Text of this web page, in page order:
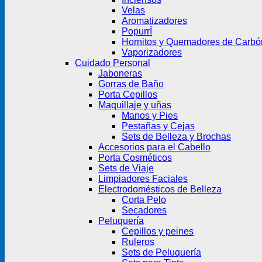
Velas
Aromatizadores
PopurrÍ
Hornitos y Quemadores de
Vaporizadores
Cuidado Personal
Jaboneras
Gorras de Baño
Porta Cepillos
Maquillaje y uñas
Manos y Pies
Pestañas y Cejas
Sets de Belleza y Brochas
Accesorios para el Cabello
Porta Cosméticos
Sets de Viaje
Limpiadores Faciales
Electrodomésticos de Belleza
Corta Pelo
Secadores
Peluquería
Cepillos y peines
Ruleros
Sets de Peluquería